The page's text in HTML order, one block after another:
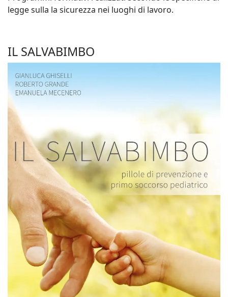
legge sulla la sicurezza nei luoghi di lavoro.
IL SALVABIMBO